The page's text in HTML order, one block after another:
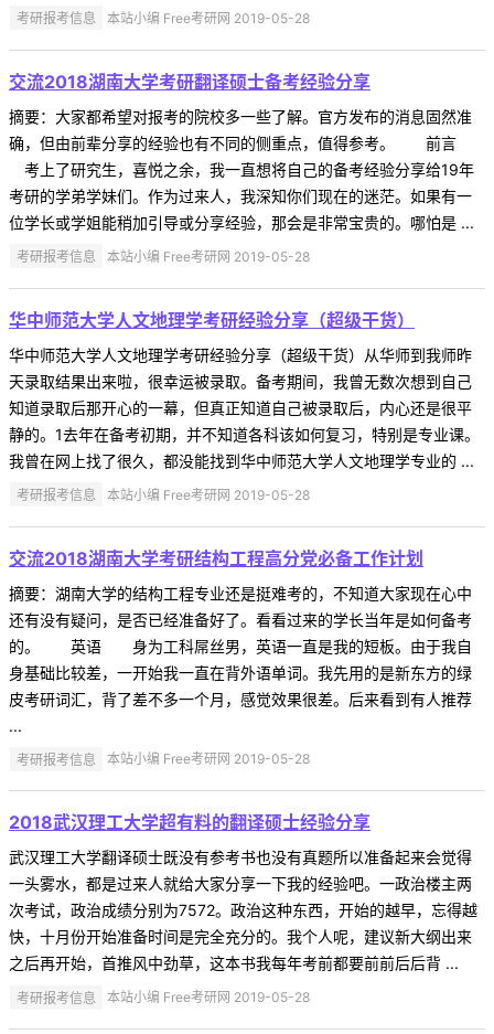
考研报考信息 本站小编 Free考研网 2019-05-28
交流2018湖南大学考研翻译硕士备考经验分享
摘要：大家都希望对报考的院校多一些了解。官方发布的消息固然准
确，但由前辈分享的经验也有不同的侧重点，值得参考。 前言
考上了研究生，喜悦之余，我一直想将自己的备考经验分享给19年
考研的学弟学妹们。作为过来人，我深知你们现在的迷茫。如果有一
位学长或学姐能稍加引导或分享经验，那会是非常宝贵的。哪怕是 ...
考研报考信息 本站小编 Free考研网 2019-05-28
华中师范大学人文地理学考研经验分享（超级干货）
华中师范大学人文地理学考研经验分享（超级干货）从华师到我师昨
天录取结果出来啦，很幸运被录取。备考期间，我曾无数次想到自己
知道录取后那开心的一幕，但真正知道自己被录取后，内心还是很平
静的。1去年在备考初期，并不知道各科该如何复习，特别是专业课。
我曾在网上找了很久，都没能找到华中师范大学人文地理学专业的 ...
考研报考信息 本站小编 Free考研网 2019-05-28
交流2018湖南大学考研结构工程高分党必备工作计划
摘要：湖南大学的结构工程专业还是挺难考的，不知道大家现在心中
还有没有疑问，是否已经准备好了。看看过来的学长当年是如何备考
的。 英语 身为工科屌丝男，英语一直是我的短板。由于我自
身基础比较差，一开始我一直在背外语单词。我先用的是新东方的绿
皮考研词汇，背了差不多一个月，感觉效果很差。后来看到有人推荐
...
考研报考信息 本站小编 Free考研网 2019-05-28
2018武汉理工大学超有料的翻译硕士经验分享
武汉理工大学翻译硕士既没有参考书也没有真题所以准备起来会觉得
一头雾水，都是过来人就给大家分享一下我的经验吧。一政治楼主两
次考试，政治成绩分别为7572。政治这种东西，开始的越早，忘得越
快，十月份开始准备时间是完全充分的。我个人呢，建议新大纲出来
之后再开始，首推风中劲草，这本书我每年考前都要前前后后背 ...
考研报考信息 本站小编 Free考研网 2019-05-28